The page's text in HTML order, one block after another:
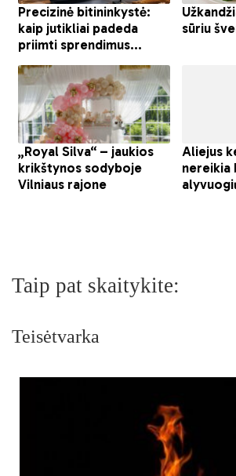
Taip pat skaitykite:
Teisėtvarka